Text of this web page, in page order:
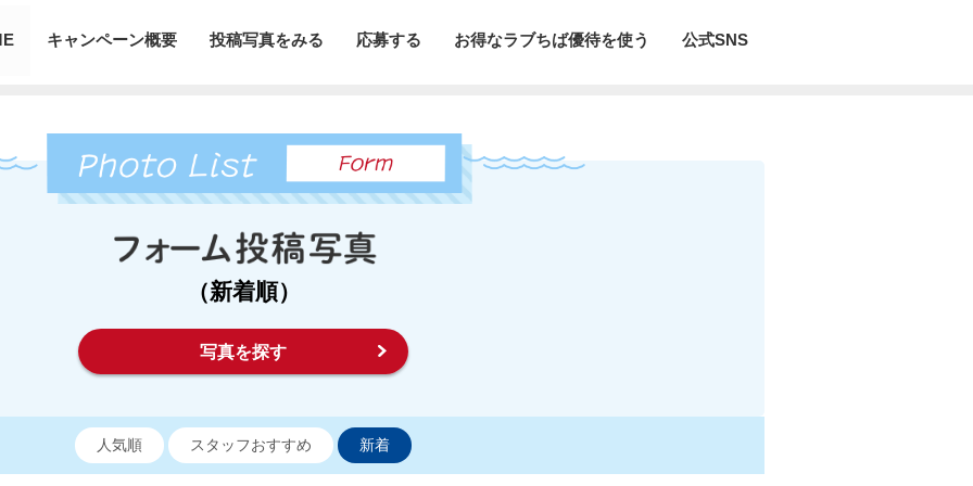
キャンペーン概要 投稿写真をみる 応募する お得なラブちば優待を使う 公式SNS
（新着順）
写真を探す
人気順 スタッフおすすめ 新着